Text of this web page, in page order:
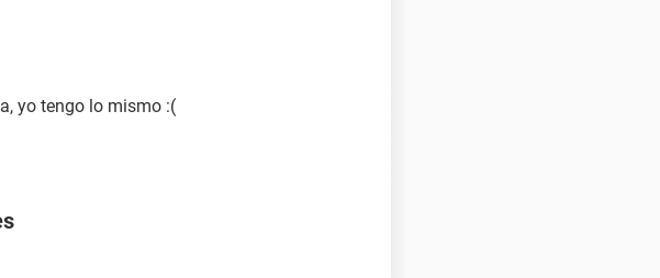
yo tengo lo mismo :(